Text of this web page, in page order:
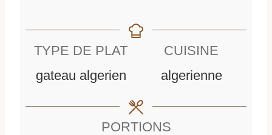
u
s
TYPE DE PLAT
gateau algerien
CUISINE
algerienne
PORTIONS